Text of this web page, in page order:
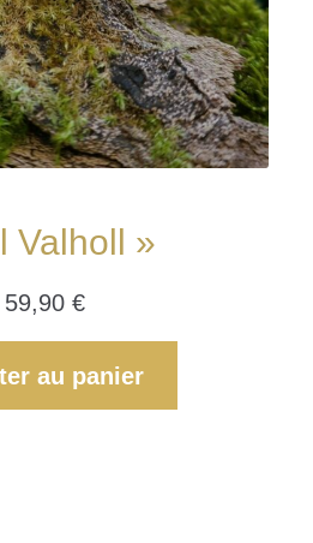
Valholl »
59,90 €
au panier